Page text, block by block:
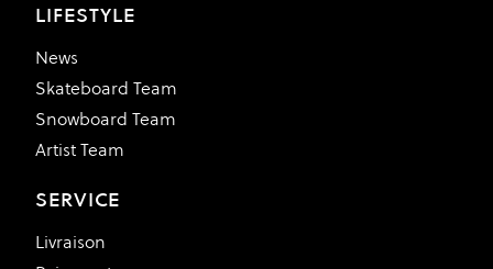
LIFESTYLE
News
Skateboard Team
Snowboard Team
Artist Team
SERVICE
Livraison